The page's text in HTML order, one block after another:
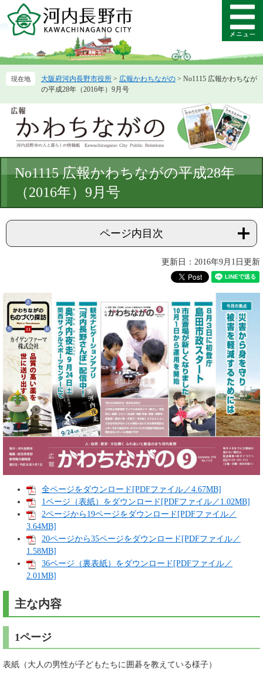
ー
先
ニ
を
て
メ
ニ
ー
大阪府河内長野市役所 > 広報かわちながの > No1115 広報かわちなが
の平成28年（2016年）9月号
文
No1115 広報かわちながの平成28年
（2016年）9月号
ページ内目次
更新日：2016年9月1日更新
全ページをダウンロード[PDFファイル／4.67MB]
1ページ（表紙）をダウンロード[PDFファイル／1.02MB]
2ページから19ページをダウンロード[PDFファイル／
3.64MB]
20ページから35ページをダウンロード[PDFファイル／
1.58MB]
36ページ（裏表紙）をダウンロード[PDFファイル／
2.01MB]
主な内容
1ページ
表紙（大人の男性が子どもたちに囲碁を教えている様子）